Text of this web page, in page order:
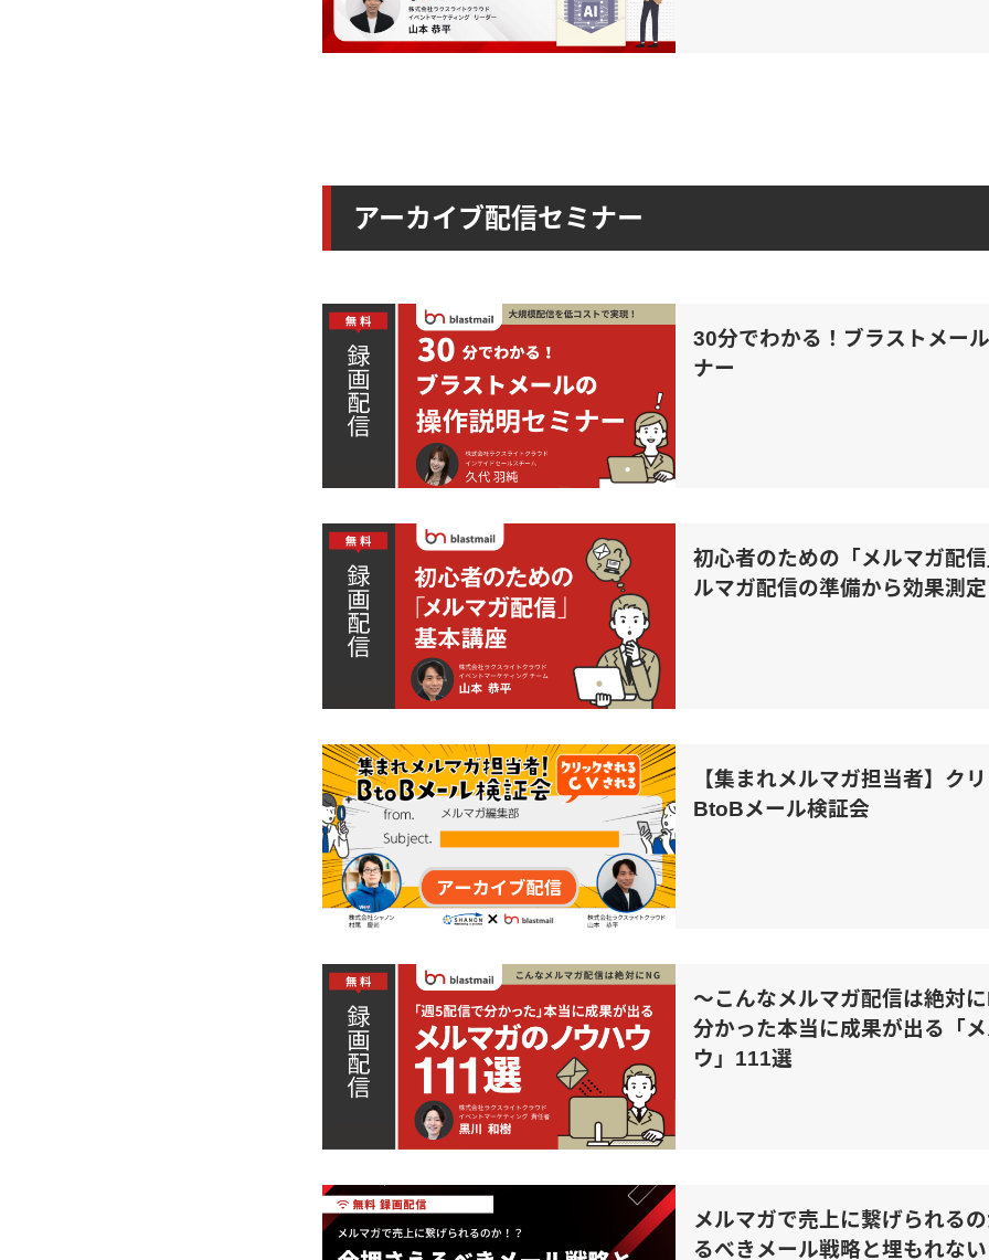
アーカイブ配信セミナー
30分でわかる！ブラストメー
ナー
初心者のための「メルマガ配
ルマガ配信の準備から効果測
【集まれメルマガ担当者】ク
BtoBメール検証会
～こんなメルマガ配信は絶対
分かった本当に成果が出る「
ウ」111選
メルマガで売上に繋げられる
るべきメール戦略と埋もれな